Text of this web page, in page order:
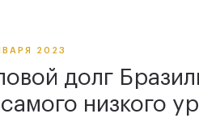
2023
долг
низкого